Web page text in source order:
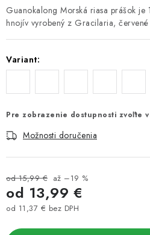
Guanokalong Morská riasa prášok
hnojív vyrobený z Gracilaria, červené
Variant:
Pre zobrazenie dostupnosti zvoľte
Možnosti doručenia
od 15,99 € až –19 %
od 13,99 €
od 11,37 € bez DPH